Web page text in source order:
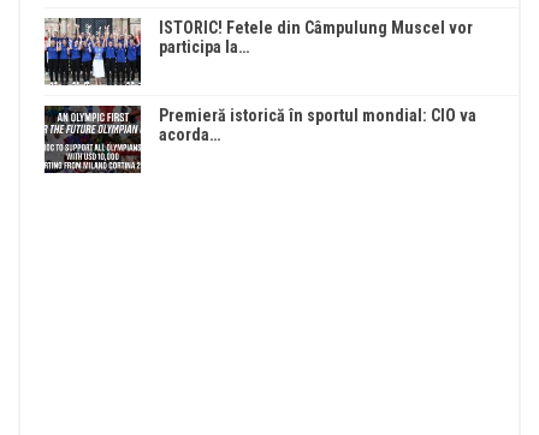
ISTORIC! Fetele din Câmpulung Muscel vor
participa la…
Premieră istorică în sportul mondial: CIO va
acorda…